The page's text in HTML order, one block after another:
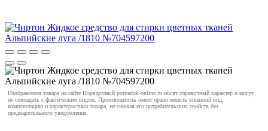
Изображения товара на сайте Порядочный poryadok-online.ru носят справочный характер и могут
не совпадать с фактическим видом. Производитель имеет право менять внешний вид,
комплектацию и характеристики товара, не снижая его потребительских свойств без
предварительного уведомления.